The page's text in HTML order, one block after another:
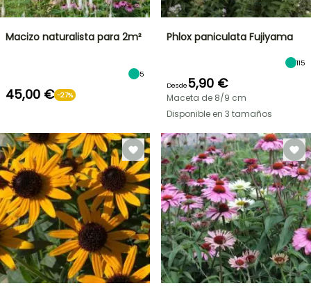
Macizo naturalista para 2m²
5
45,00 € -27%
Phlox paniculata Fujiyama
115
Desde5,90 €
Maceta de 8/9 cm
Disponible en 3 tamaños